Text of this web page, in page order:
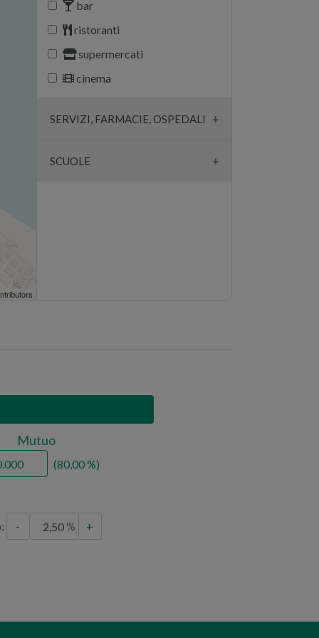
bar
ristoranti
supermercati
cinema
SERVIZI, FARMACIE, OSPEDALI
farmacie
SCUOLE
Mutuo
80,00
- +